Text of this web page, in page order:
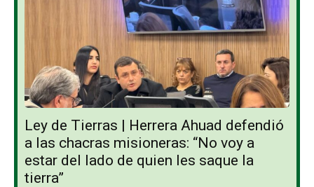
Ley de Tierras | Herrera Ahuad defendió
a las chacras misioneras: “No voy a
estar del lado de quien les saque la
tierra”